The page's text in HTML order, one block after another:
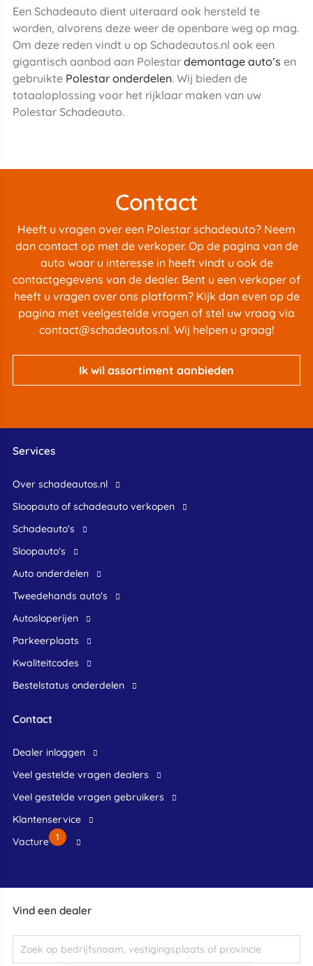
Een Schadeauto dient uiteraard ook hersteld te
worden, alvorens deze weer de openbare weg op mag.
Om deze reden vindt u op Schadeautos.nl ook een
gigantisch aanbod aan Polestar demontage auto’s en
gebruikte Polestar onderdelen. Wij bieden de
totaaloplossing voor het rijklaar maken van uw
Polestar Schadeauto.
Contact
Heeft u vragen over een Polestar schadeauto? Neem
dan contact op met de verkoper. Op de pagina van de
auto waar u interesse in heeft vindt u ook de
contactgegevens van de dealer. Bent u een verkoper of
heeft u vragen over ons platform? Kijk dan even op de
pagina met veelgestelde vragen of stel uw vraag via
contact@schadeautos.nl. Wij helpen u graag!
Ik wil assortiment aanbieden
Vind een dealer
Services
Over schadeautos.nl
Sloopauto of schadeauto verkopen
Schadeauto's
Sloopauto's
Auto onderdelen
Tweedehands auto's
Autosloperijen
Parkeerplaats
Kwaliteitcodes
Bestelstatus onderdelen
Contact
dealer inloggen
veel gestelde vragen dealers
veel gestelde vragen gebruikers
klantenservice
Vacture
1